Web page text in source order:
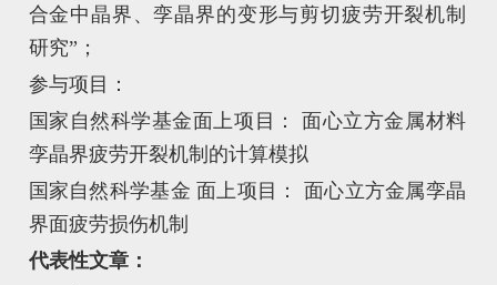
合金中晶界、孪晶界的变形与剪切疲劳开裂机制
研究”；
参与项目：
国家自然科学基金面上项目： 面心立方金属材料
孪晶界疲劳开裂机制的计算模拟
国家自然科学基金 面上项目： 面心立方金属孪晶
界面疲劳损伤机制
代表性文章：